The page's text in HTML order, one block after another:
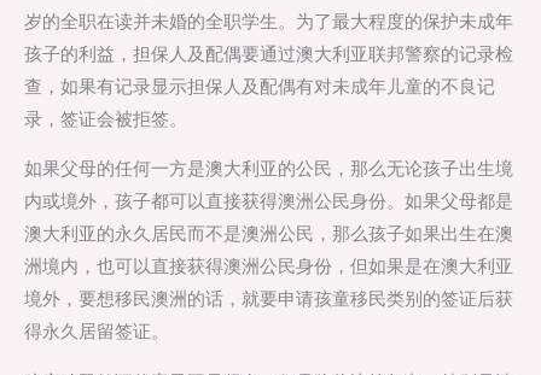
岁的全职在读并未婚的全职学生。为了最大程度的保护未成年
孩子的利益，担保人及配偶要通过澳大利亚联邦警察的记录检
查，如果有记录显示担保人及配偶有对未成年儿童的不良记
录，签证会被拒签。
如果父母的任何一方是澳大利亚的公民，那么无论孩子出生境
内或境外，孩子都可以直接获得澳洲公民身份。如果父母都是
澳大利亚的永久居民而不是澳洲公民，那么孩子如果出生在澳
洲境内，也可以直接获得澳洲公民身份，但如果是在澳大利亚
境外，要想移民澳洲的话，就要申请孩童移民类别的签证后获
得永久居留签证。